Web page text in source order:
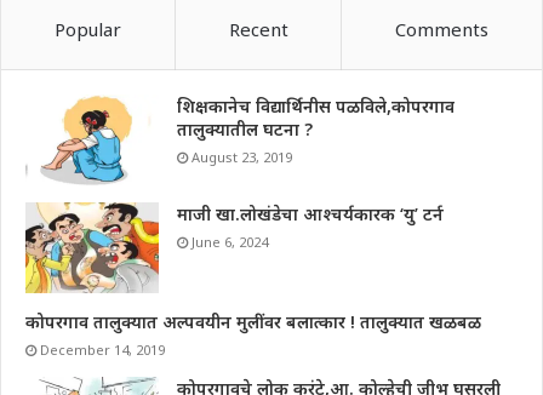
Popular Recent Comments
शिक्षकानेच विद्यार्थिनीस पळविले,कोपरगाव
तालुक्यातील घटना ?
August 23, 2019
माजी खा.लोखंडेचा आश्चर्यकारक ‘यु’ टर्न
June 6, 2024
कोपरगाव तालुक्यात अल्पवयीन मुलींवर बलात्कार ! तालुक्यात खळबळ
December 14, 2019
कोपरगावचे लोक करंटे,आ. कोल्हेची जीभ घसरली